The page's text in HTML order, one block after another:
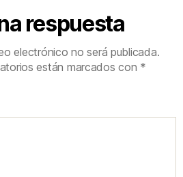
respuesta
electrónico no será publicada.
están marcados con *